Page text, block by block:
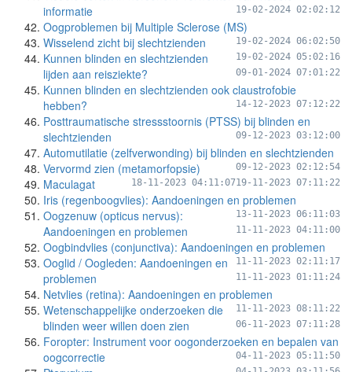
informatie
19-02-2024 02:02:12
Oogproblemen bij Multiple Sclerose (MS)
19-02-2024 06:02:50
Wisselend zicht bij slechtzienden
19-02-2024 05:02:16
Kunnen blinden en slechtzienden
lijden aan reisziekte?
09-01-2024 07:01:22
Kunnen blinden en slechtzienden ook claustrofobie
hebben?
14-12-2023 07:12:22
Posttraumatische stressstoornis (PTSS) bij blinden en
slechtzienden
09-12-2023 03:12:00
Automutilatie (zelfverwonding) bij blinden en slechtzienden
09-12-2023 02:12:54
Vervormd zien (metamorfopsie)
19-11-2023 07:11:22
Maculagat 18-11-2023 04:11:07
Iris (regenboogvlies): Aandoeningen en problemen
13-11-2023 06:11:03
Oogzenuw (opticus nervus):
Aandoeningen en problemen
11-11-2023 04:11:00
Oogbindvlies (conjunctiva): Aandoeningen en problemen
11-11-2023 02:11:17
Ooglid / Oogleden: Aandoeningen en
problemen
11-11-2023 01:11:24
Netvlies (retina): Aandoeningen en problemen
11-11-2023 08:11:22
Wetenschappelijke onderzoeken die
blinden weer willen doen zien
06-11-2023 07:11:28
Foropter: Instrument voor oogonderzoeken en bepalen van
oogcorrectie
04-11-2023 05:11:50